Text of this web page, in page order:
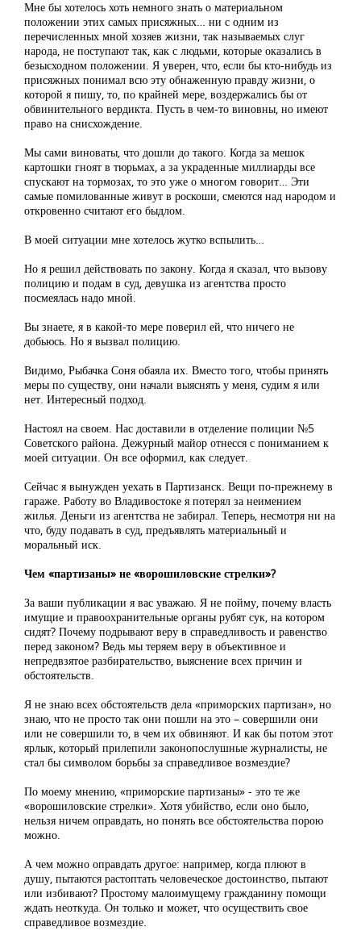
Мне бы хотелось хоть немного знать о материальном
положении этих самых присяжных… ни с одним из
перечисленных мной хозяев жизни, так называемых слуг
народа, не поступают так, как с людьми, которые оказались в
безысходном положении. Я уверен, что, если бы кто-нибудь из
присяжных понимал всю эту обнаженную правду жизни, о
которой я пишу, то, по крайней мере, воздержались бы от
обвинительного вердикта. Пусть в чем-то виновны, но имеют
право на снисхождение.
Мы сами виноваты, что дошли до такого. Когда за мешок
картошки гноят в тюрьмах, а за украденные миллиарды все
спускают на тормозах, то это уже о многом говорит… Эти
самые помилованные живут в роскоши, смеются над народом и
откровенно считают его быдлом.
В моей ситуации мне хотелось жутко вспылить…
Но я решил действовать по закону. Когда я сказал, что вызову
полицию и подам в суд, девушка из агентства просто
посмеялась надо мной.
Вы знаете, я в какой-то мере поверил ей, что ничего не
добьюсь. Но я вызвал полицию.
Видимо, Рыбачка Соня обаяла их. Вместо того, чтобы принять
меры по существу, они начали выяснять у меня, судим я или
нет. Интересный подход.
Настоял на своем. Нас доставили в отделение полиции №5
Советского района. Дежурный майор отнесся с пониманием к
моей ситуации. Он все оформил, как следует.
Сейчас я вынужден уехать в Партизанск. Вещи по-прежнему в
гараже. Работу во Владивостоке я потерял за неимением
жилья. Деньги из агентства не забирал. Теперь, несмотря ни на
что, буду подавать в суд, предъявлять материальный и
моральный иск.
Чем «партизаны» не «ворошиловские стрелки»?
За ваши публикации я вас уважаю. Я не пойму, почему власть
имущие и правоохранительные органы рубят сук, на котором
сидят? Почему подрывают веру в справедливость и равенство
перед законом? Ведь мы теряем веру в объективное и
непредвзятое разбирательство, выяснение всех причин и
обстоятельств.
Я не знаю всех обстоятельств дела «приморских партизан», но
знаю, что не просто так они пошли на это – совершили они
или не совершили то, в чем их обвиняют. И как бы потом этот
ярлык, который прилепили законопослушные журналисты, не
стал бы символом борьбы за справедливое возмездие?
По моему мнению, «приморские партизаны» - это те же
«ворошиловские стрелки». Хотя убийство, если оно было,
нельзя ничем оправдать, но понять все обстоятельства порою
можно.
А чем можно оправдать другое: например, когда плюют в
душу, пытаются растоптать человеческое достоинство, пытают
или избивают? Простому малоимущему гражданину помощи
ждать неоткуда. Он только и может, что осуществить свое
справедливое возмездие.